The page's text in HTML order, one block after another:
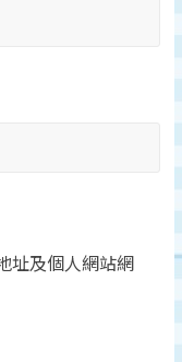
址及個人網站網